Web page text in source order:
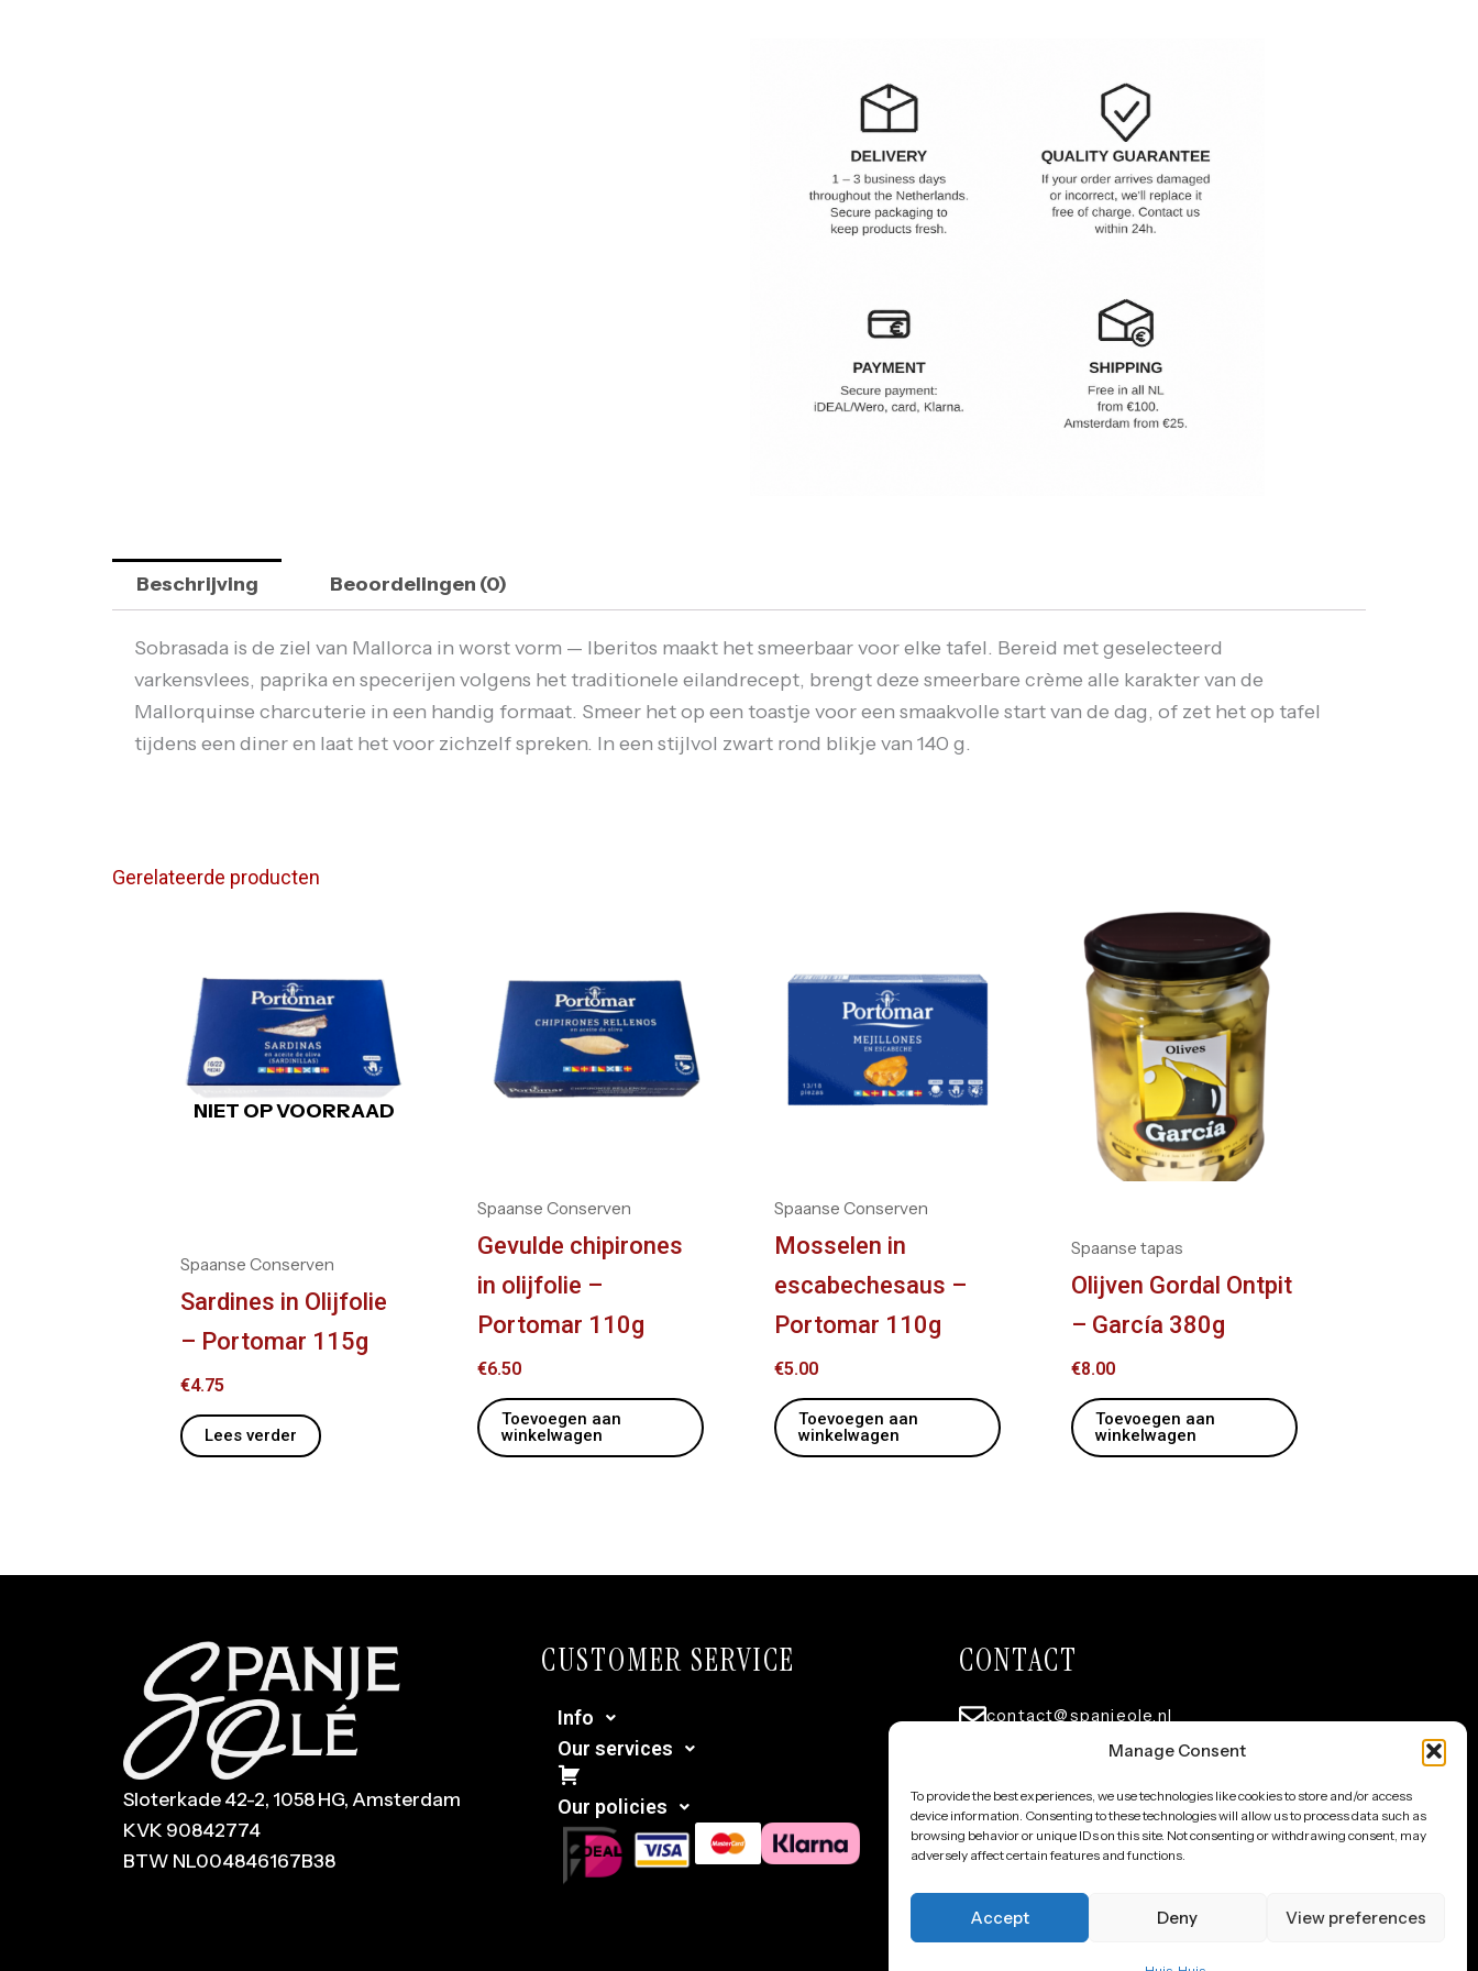
Manage Consent
To provide the best experiences, we use technologies like cookies to store and/or access
device information. Consenting to these technologies will allow us to process data such as
browsing behavior or unique IDs on this site. Not consenting or withdrawing consent, may
adversely affect certain features and functions.
Accept Deny View preferences
Beschrijving Beoordelingen (0)
Sobrasada is de ziel van Mallorca in worst vorm — Iberitos maakt het smeerbaar voor elke tafel. Bereid met geselecteerd
varkensvlees, paprika en specerijen volgens het traditionele eilandrecept, brengt deze smeerbare crème alle karakter van de
Mallorquinse charcuterie in een handig formaat. Smeer het op een toastje voor een smaakvolle start van de dag, of zet het op tafel
tijdens een diner en laat het voor zichzelf spreken. In een stijlvol zwart rond blikje van 140 g.
Gerelateerde producten
NIET OP VOORRAAD
Spaanse Conserven
Sardines in Olijfolie
– Portomar 115g
€4.75
Lees verder
Spaanse Conserven
Gevulde chipirones
in olijfolie –
Portomar 110g
€6.50
Toevoegen aan
winkelwagen
Spaanse Conserven
Mosselen in
escabechesaus –
Portomar 110g
€5.00
Toevoegen aan
winkelwagen
Spaanse tapas
Olijven Gordal Ontpit
– García 380g
€8.00
Toevoegen aan
winkelwagen
Sloterkade 42-2, 1058 HG, Amsterdam
KVK 90842774
BTW NL004846167B38
CUSTOMER SERVICE
Info
Our services
Cart
Our policies
CONTACT
contact@spanjeole.nl
+31 630423840
@spanjeole
Posicionamiento web por